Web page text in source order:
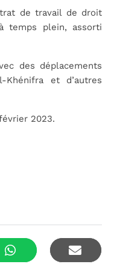
de travail de droit
temps plein, assorti
des déplacements
et d’autres
2023.